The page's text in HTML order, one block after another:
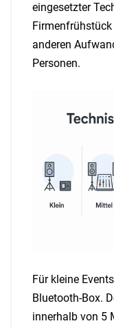
eingesetzter
anderen
Personen.
Für kleine
Bluetooth-Box.
innerhalb von 5